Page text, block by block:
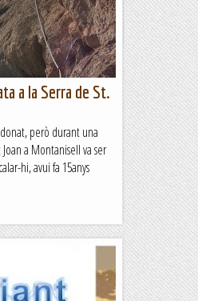
ens...
a la Serra de St.
però durant una
a Montanisell va ser
hi, avui fa 15anys